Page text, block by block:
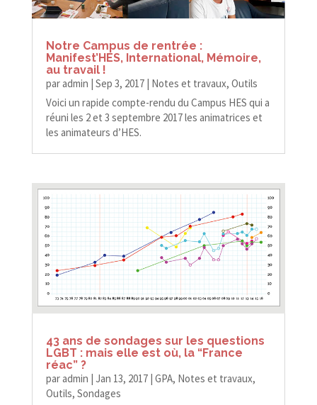
Notre Campus de rentrée :
Manifest’HES, International, Mémoire,
au travail !
paradmin | Sep 3, 2017| Notes et travaux, Outils
Voici un rapide compte-​​rendu du Campus HES qui a
réuni les 2 et 3 septembre 2017 les animatrices et
les animateurs d’HES.
43 ans de sondages sur les questions
LGBT : mais elle est où, la “France
réac” ?
paradmin Jan 13, 2017| GPA, Notes et travaux,
Outils, Sondages